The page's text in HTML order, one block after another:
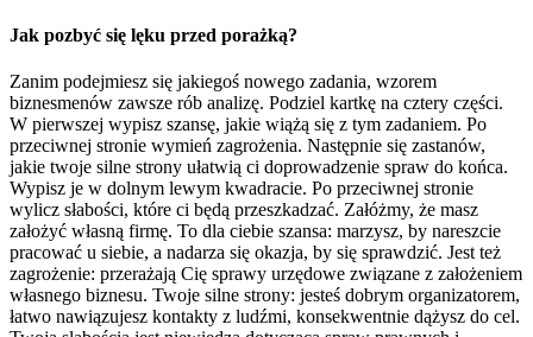
Jak pozbyć się lęku przed porażką?
Zanim podejmiesz się jakiegoś nowego zadania, wzorem
biznesmenów zawsze rób analizę. Podziel kartkę na cztery części.
W pierwszej wypisz szansę, jakie wiążą się z tym zadaniem. Po
przeciwnej stronie wymień zagrożenia. Następnie się zastanów,
jakie twoje silne strony ułatwią ci doprowadzenie spraw do końca.
Wypisz je w dolnym lewym kwadracie. Po przeciwnej stronie
wylicz słabości, które ci będą przeszkadzać. Załóżmy, że masz
założyć własną firmę. To dla ciebie szansa: marzysz, by nareszcie
pracować u siebie, a nadarza się okazja, by się sprawdzić. Jest też
zagrożenie: przerażają Cię sprawy urzędowe związane z założeniem
własnego biznesu. Twoje silne strony: jesteś dobrym organizatorem,
łatwo nawiązujesz kontakty z ludźmi, konsekwentnie dążysz do cel.